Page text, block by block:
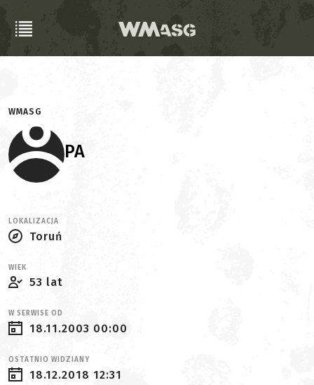
WMASG
PA
LOKALIZACJA
Toruń
WIEK
53 lat
W SERWISE OD
18.11.2003 00:00
OSTATNIO WIDZIANY
18.12.2018 12:31